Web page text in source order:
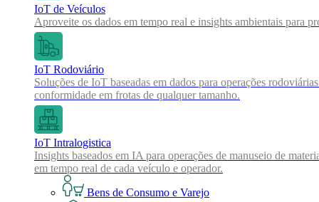
IoT de Veículos
Aproveite os dados em tempo real e insights ambientais para
IoT Rodoviário
Soluções de IoT baseadas em dados para operações
conformidade em frotas de qualquer tamanho.
IoT Intralogistica
Insights baseados em IA para operações de manuseio de
em tempo real de cada veículo e operador.
Bens de Consumo e Varejo